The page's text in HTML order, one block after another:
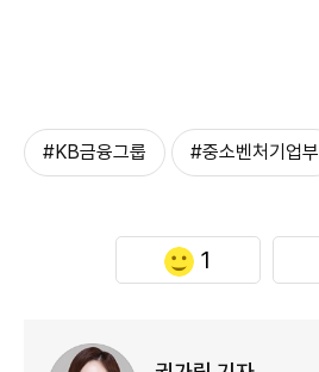
#KB금융그룹 #중소벤처기업부
1